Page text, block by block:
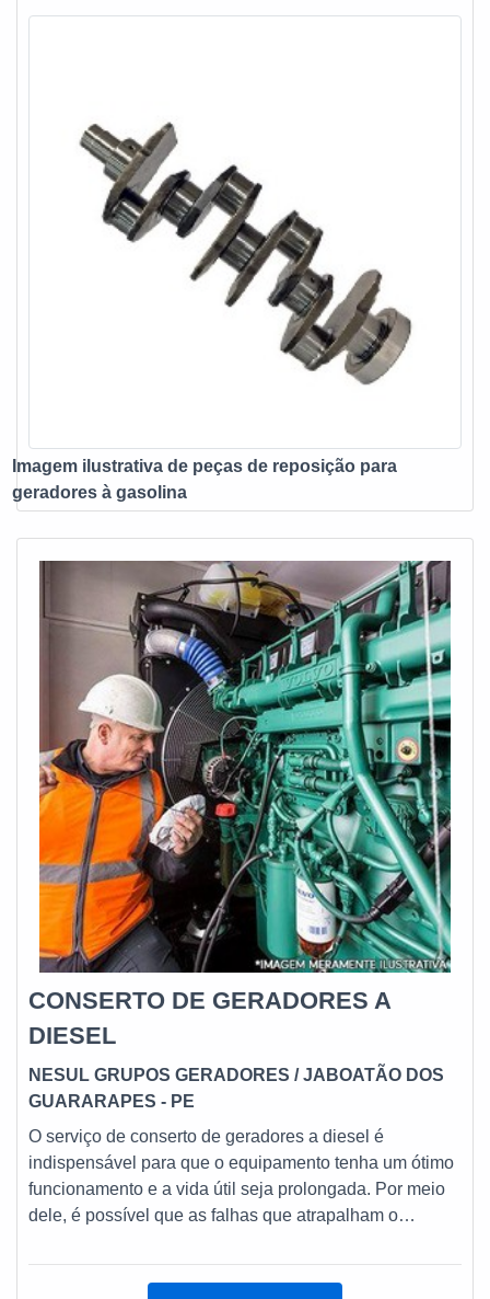
exploramos o segmento de vendas e assistência técnica de
no-break, estabilizadores, grupo gerador e instalações
elétricas. A empresa objetiva garantir a tecnologia e
desenvolvimento no que gera resultado e qualidade para os
clientes.A EMPRESA MAIS QUALIFICADA DO
SEGMENTONa E. C. A. Equipamentos Eletrônicos tem a
solução ideal para vendas e assistência técnica de no-
break, estabilizadores, grupo gerador e instalações
elétricas. São diversas opções disponibilizadas, como
estabilizador de tensão monofásico e chave automática
funcionários especializados e cuidadosos, que entendem a
necessidade de cada cliente. Também foram investidos
valores consideráveis em instalações de qualidade,
Eletrônicos é uma empresa que tem despontado no
mercado pela seriedade e qualidade que garante uma
entrega de excelência de ponta a ponta....
Imagem ilustrativa de peças de reposição para
geradores à gasolina
CONSERTO DE GERADORES A
DIESEL
NESUL GRUPOS GERADORES / JABOATÃO DOS
GUARARAPES - PE
O serviço de conserto de geradores a diesel é
indispensável para que o equipamento tenha um ótimo
funcionamento e a vida útil seja prolongada. Por meio
dele, é possível que as falhas que atrapalham o
retificadas.INFORMAÇÕES SOBRE OS GERADORES